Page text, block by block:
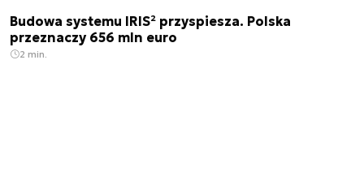
Budowa systemu IRIS² przyspiesza. Polska
przeznaczy 656 mln euro
2 min.